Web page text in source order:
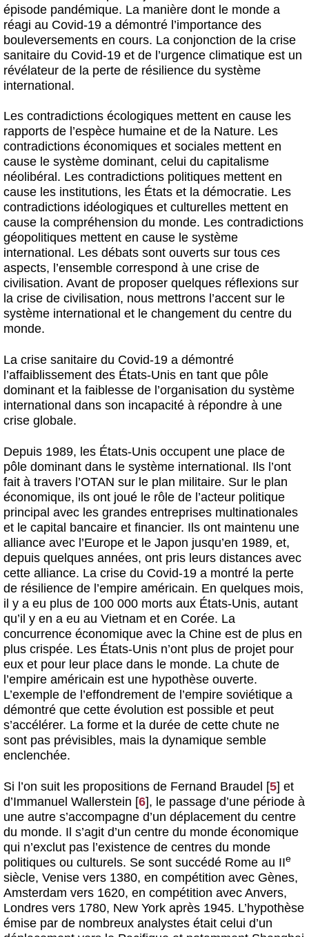
épisode pandémique. La manière dont le monde a
réagi au Covid-19 a démontré l’importance des
bouleversements en cours. La conjonction de la crise
sanitaire du Covid-19 et de l’urgence climatique est un
révélateur de la perte de résilience du système
international.
Les contradictions écologiques mettent en cause les
rapports de l’espèce humaine et de la Nature. Les
contradictions économiques et sociales mettent en
cause le système dominant, celui du capitalisme
néolibéral. Les contradictions politiques mettent en
cause les institutions, les États et la démocratie. Les
contradictions idéologiques et culturelles mettent en
cause la compréhension du monde. Les contradictions
géopolitiques mettent en cause le système
international. Les débats sont ouverts sur tous ces
aspects, l’ensemble correspond à une crise de
civilisation. Avant de proposer quelques réflexions sur
la crise de civilisation, nous mettrons l’accent sur le
système international et le changement du centre du
monde.
La crise sanitaire du Covid-19 a démontré
l’affaiblissement des États-Unis en tant que pôle
dominant et la faiblesse de l’organisation du système
international dans son incapacité à répondre à une
crise globale.
Depuis 1989, les États-Unis occupent une place de
pôle dominant dans le système international. Ils l’ont
fait à travers l’OTAN sur le plan militaire. Sur le plan
économique, ils ont joué le rôle de l’acteur politique
principal avec les grandes entreprises multinationales
et le capital bancaire et financier. Ils ont maintenu une
alliance avec l’Europe et le Japon jusqu’en 1989, et,
depuis quelques années, ont pris leurs distances avec
cette alliance. La crise du Covid-19 a montré la perte
de résilience de l’empire américain. En quelques mois,
il y a eu plus de 100 000 morts aux États-Unis, autant
qu’il y en a eu au Vietnam et en Corée. La
concurrence économique avec la Chine est de plus en
plus crispée. Les États-Unis n’ont plus de projet pour
eux et pour leur place dans le monde. La chute de
l’empire américain est une hypothèse ouverte.
L’exemple de l’effondrement de l’empire soviétique a
démontré que cette évolution est possible et peut
s’accélérer. La forme et la durée de cette chute ne
sont pas prévisibles, mais la dynamique semble
enclenchée.
Si l’on suit les propositions de Fernand Braudel [5] et
d’Immanuel Wallerstein [6], le passage d’une période à
une autre s’accompagne d’un déplacement du centre
du monde. Il s’agit d’un centre du monde économique
qui n’exclut pas l’existence de centres du monde
politiques ou culturels. Se sont succédé Rome au IIe
siècle, Venise vers 1380, en compétition avec Gènes,
Amsterdam vers 1620, en compétition avec Anvers,
Londres vers 1780, New York après 1945. L’hypothèse
émise par de nombreux analystes était celui d’un